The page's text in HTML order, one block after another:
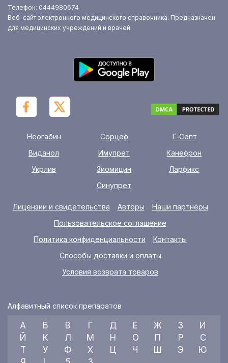
Телефон: 0444980674
Веб-сайт электронного медицинского справочника. Предназначен
для медицинских учреждений и врачей
Неогабин Сорцеф
Т-Септ
Виданол
Имупрет
Канефрон
Укрлив
Зиомицин
Ларфикс
Синупрет
Лицензии и свидетельства Авторы
Наши партнёры
Пользовательское соглашение
Политика конфиденциальности
Контакты
Способы доставки и оплаты
Условия возврата товаров
Алфавитный список препаратов
А Б В Г Д Е Ж З
И
Й
К Л М Н О П Р
С
Т
У Ф Х Ц Ч Ш Э
Ю